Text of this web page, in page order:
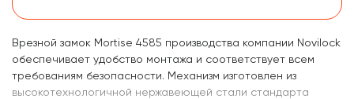
Врезной замок Mortise 4585 производства компании Novilock
обеспечивает удобство монтажа и соответствует всем
требованиям безопасности. Механизм изготовлен из
высокотехнологичной нержавеющей стали стандарта